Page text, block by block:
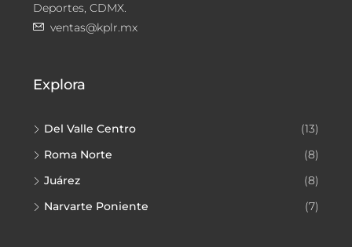
Deportes, CDMX.
ventas@kplr.mx
Explora
Del Valle Centro
(13)
Roma Norte
(8)
Juárez
(8)
Narvarte Poniente
(7)